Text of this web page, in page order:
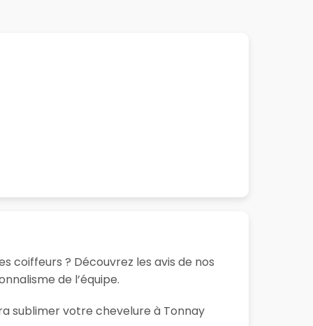
coiffeurs ? Découvrez les avis de nos
de l’équipe.
sublimer votre chevelure à Tonnay